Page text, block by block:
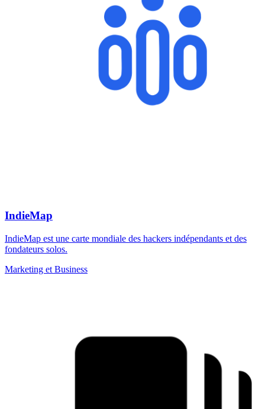
IndieMap
IndieMap est une carte mondiale des hackers indépendants et des
fondateurs solos.
Marketing et Business